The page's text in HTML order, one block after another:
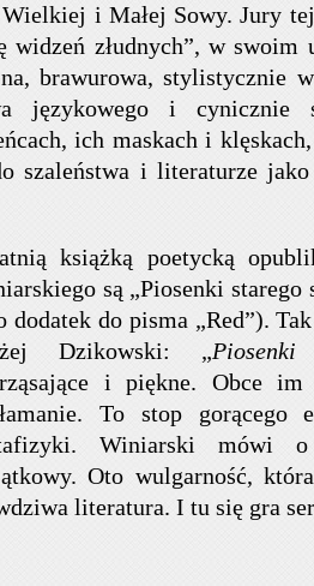
Wielkiej i Małej Sowy. Jury
widzeń złudnych”, w swoim
brawurowa, stylistycznie
językowego i cynicznie
ich maskach i
szaleństwa i literaturze
książką poetycką
są „Piosenki starego
dodatek do pisma „Red”).
Dzikowski: „
i piękne. Obce
To stop gorącego
Winiarski mówi
Oto wulgarność,
literatura. I tu się gra